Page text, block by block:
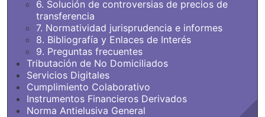
6. Solución de controversias de precios de
transferencia
7. Normatividad jurisprudencia e informes
8. Bibliografía y Enlaces de Interés
9. Preguntas frecuentes
Tributación de No Domiciliados
Servicios Digitales
Cumplimiento Colaborativo
Instrumentos Financieros Derivados
Norma Antielusiva General